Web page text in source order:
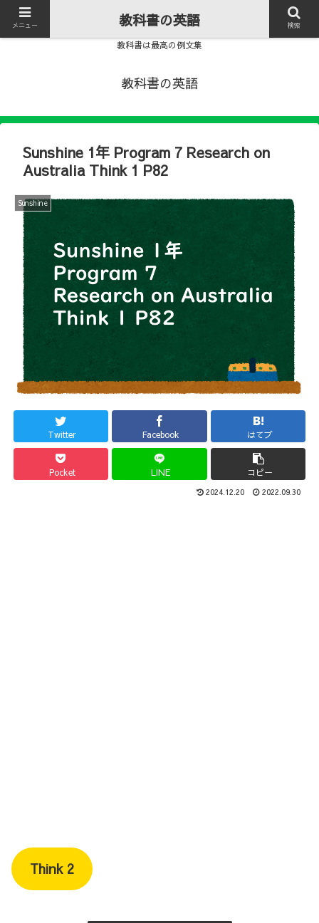
教科書は最高の例文集
教科書の英語
Sunshine 1年 Program 7 Research on
Australia Think 1 P82
Sunshine
Twitter Facebook はてブ
Pocket LINE コピー
2024.12.20 2022.09.30
Think 2
メニュー 教科書の英語 検索